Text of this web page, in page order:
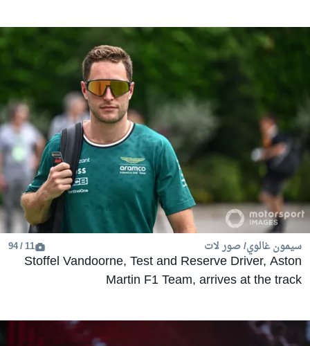
سيمون غالوي/ صور لات 11 / 94
Stoffel Vandoorne, Test and Reserve Driver, Aston
Martin F1 Team, arrives at the track